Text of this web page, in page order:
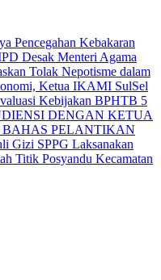
Pencegahan Kebakaran
Desak Menteri Agama
Tolak Nepotisme dalam
Ketua IKAMI SulSel
Kebijakan BPHTB 5
DENGAN KETUA
BAHAS PELANTIKAN
Gizi SPPG Laksanakan
Titik Posyandu Kecamatan